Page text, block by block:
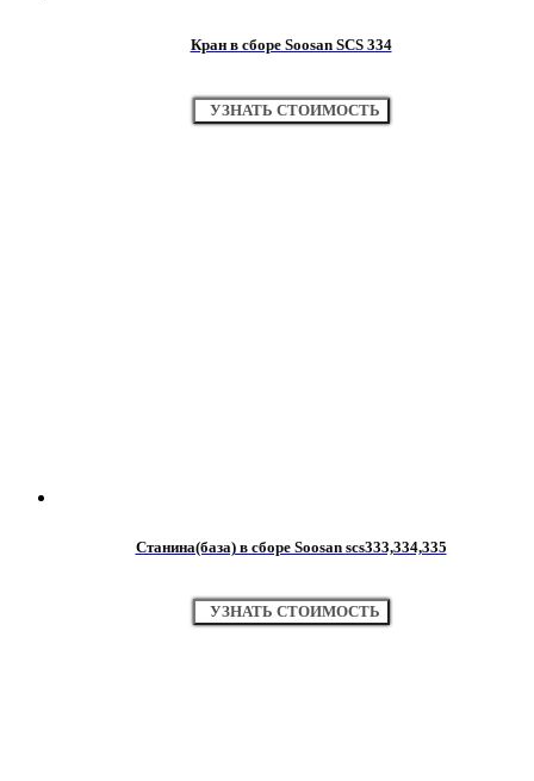
Кран в сборе Soosan SCS 334
УЗНАТЬ СТОИМОСТЬ
Станина(база) в сборе Soosan scs333,334,335
УЗНАТЬ СТОИМОСТЬ